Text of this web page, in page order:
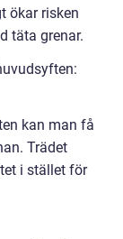
ökar risken
täta grenar.
kan man få
Trädet
i stället för